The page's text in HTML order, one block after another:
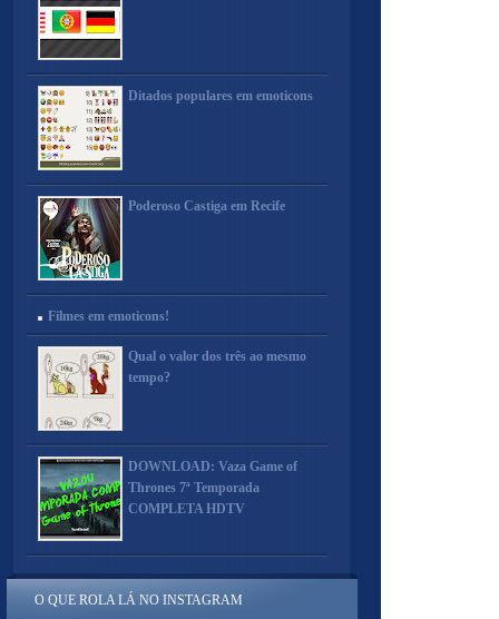
Ditados populares em emoticons
Poderoso Castiga em Recife
Filmes em emoticons!
Qual o valor dos três ao mesmo
tempo?
DOWNLOAD: Vaza Game of
Thrones 7ª Temporada
COMPLETA HDTV
O QUE ROLA LÁ NO INSTAGRAM